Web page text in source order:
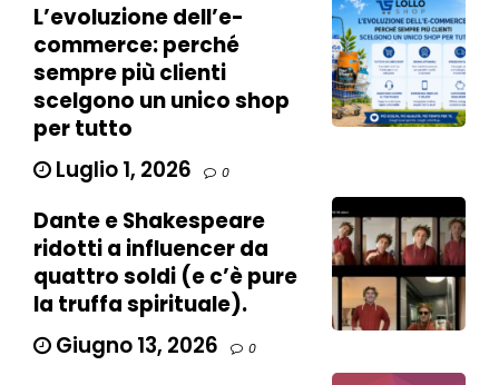
L’evoluzione dell’e-
commerce: perché
sempre più clienti
scelgono un unico shop
per tutto
Luglio 1, 2026
0
Dante e Shakespeare
ridotti a influencer da
quattro soldi (e c’è pure
la truffa spirituale).
Giugno 13, 2026
0